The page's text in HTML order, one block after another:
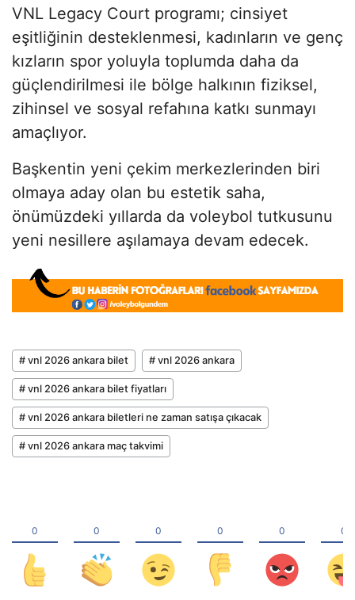
VNL Legacy Court programı; cinsiyet
eşitliğinin desteklenmesi, kadınların ve genç
kızların spor yoluyla toplumda daha da
güçlendirilmesi ile bölge halkının fiziksel,
zihinsel ve sosyal refahına katkı sunmayı
amaçlıyor.
Başkentin yeni çekim merkezlerinden biri
olmaya aday olan bu estetik saha,
önümüzdeki yıllarda da voleybol tutkusunu
yeni nesillere aşılamaya devam edecek.
# vnl 2026 ankara bilet # vnl 2026 ankara
# vnl 2026 ankara bilet fiyatları
# vnl 2026 ankara biletleri ne zaman satışa çıkacak
# vnl 2026 ankara maç takvimi